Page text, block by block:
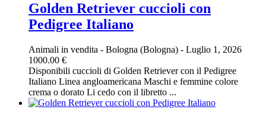
Golden Retriever cuccioli con
Pedigree Italiano
Animali in vendita - Bologna (Bologna) - Luglio 1, 2026
1000.00 €
Disponibili cuccioli di Golden Retriever con il Pedigree
Italiano Linea angloamericana Maschi e femmine colore
crema o dorato Li cedo con il libretto ...